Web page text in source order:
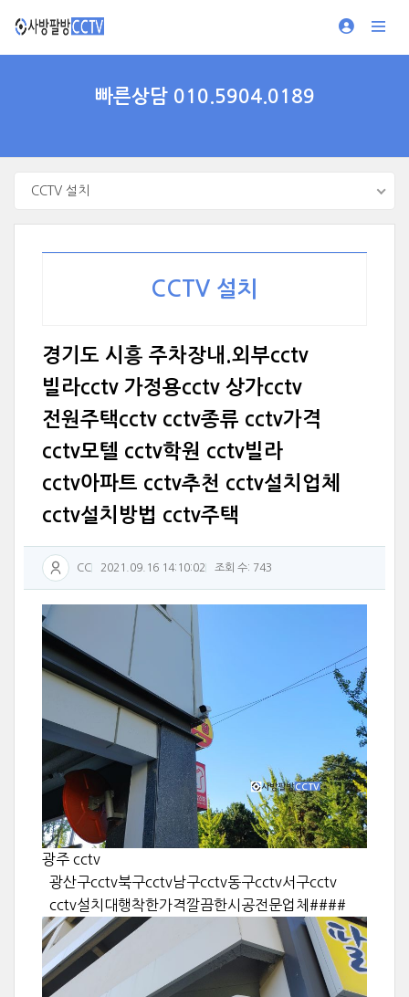
빠른상담 010.5904.0189
CCTV 설치
CCTV 설치
경기도 시흥 주차장내.외부cctv
빌라cctv 가정용cctv 상가cctv
전원주택cctv cctv종류 cctv가격
cctv모텔 cctv학원 cctv빌라
cctv아파트 cctv추천 cctv설치업체
cctv설치방법 cctv주택
CC 2021.09.16 14:10:02 조회 수: 743
광주 cctv
광산구cctv북구cctv남구cctv동구cctv서구cctv
cctv설치대행착한가격깔끔한시공전문업체####